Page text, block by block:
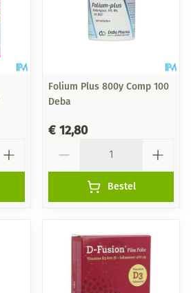
Folium Plus 800y Comp 100
Deba
€ 12,80
Bestel